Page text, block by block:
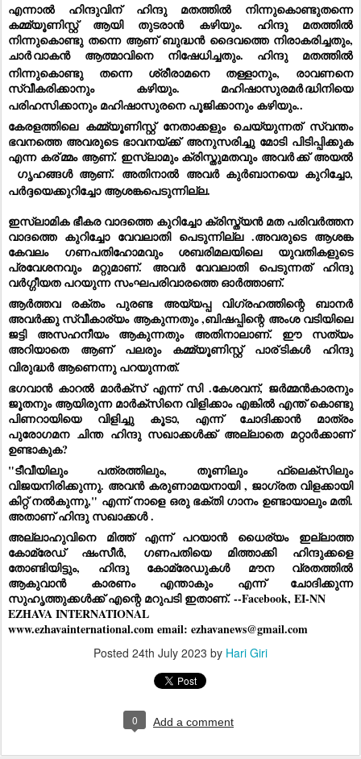
എന്നാൽ ഹിന്ദുവിന് ഹിന്ദു മതത്തിൽ നിന്നുകൊണ്ടുതന്നെ
കമ്മ്യൂണിസ്റ്റ് ആയി തുടരാൻ കഴിയും. ഹിന്ദു മതത്തിൽ
നിന്നുകൊണ്ടു തന്നെ ആണ് ബുദ്ധൻ ദൈവത്തെ നിരാകരിച്ചതും,
ചാർവാകൻ ആത്മാവിനെ നിഷേധിച്ചതും. ഹിന്ദു മതത്തിൽ
നിന്നുകൊണ്ടു തന്നെ ശ്രീരാമനെ തള്ളാനും, രാവണനെ
സ്വീകരിക്കാനും കഴിയും. മഹിഷാസുരമർദ്ധിനിയെ
പരിഹസിക്കാനും മഹിഷാസുരനെ പൂജിക്കാനും കഴിയും..
കേരളത്തിലെ കമ്മ്യൂണിസ്റ്റ് നേതാക്കളും ചെയ്യുന്നത് സ്വന്തം
ഭവനത്തെ അവരുടെ ഭാവനയ്ക്ക് അനുസരിച്ചു മോടി പിടിപ്പിക്കുക
എന്ന കര്മ്മം ആണ്. ഇസ്ലാമും ക്രിസ്തുമതവും അവർക്ക് അയൽ
ഗൃഹങ്ങൾ ആണ്. അതിനാൽ അവർ കുർബാനയെ കുറിച്ചോ,
പർദ്ദയെക്കുറിച്ചോആശങ്കപെടുന്നില്ല.
ഇസ്ലാമിക ഭീകര വാദത്തെ കുറിച്ചോ ക്രിസ്ത്യൻ മത പരിവർത്തന
വാദത്തെ കുറിച്ചോ വേവലാതി പെടുന്നില്ല .അവരുടെ ആശങ്ക
കേവലം ഗണപതിഹോമവും ശബരിമലയിലെ യുവതികളുടെ
പ്രവേശനവും മറ്റുമാണ്. അവർ വേവലാതി പെടുന്നത് ഹിന്ദു
വർഗ്ഗീയത പറയുന്ന സംഘപരിവാരത്തെ ഓർത്താണ്.
ആർത്തവ രക്തം പുരണ്ട അയ്യപ്പ വിഗ്രഹത്തിന്റെ ബാനർ
അവർക്കു സ്വീകാര്യം ആകുന്നതും ,ബിഷപ്പിന്റെ അംശ വടിയിലെ
ജട്ടി അസഹനീയം ആകുന്നതും അതിനാലാണ്. ഈ സത്യം
അറിയാതെ ആണ് പലരും കമ്മ്യൂണിസ്റ്റ് പാര്ടികൾ ഹിന്ദു
വിരുദ്ധർ ആണെന്നു പറയുന്നത്.
ഭഗവാൻ കാറൽ മാർക്സ് എന്ന് സി .കേശവന്, ജർമ്മൻകാരനും
ജൂതനും ആയിരുന്ന മാർക്സിനെ വിളിക്കാം എങ്കിൽ എന്ത് കൊണ്ടു
പിണറായിയെ വിളിച്ചു കൂടാ, എന്ന് ചോദിക്കാൻ മാത്രം
പുരോഗമന ചിന്ത ഹിന്ദു സഖാക്കൾക്ക് അല്ലാതെ മറ്റാർക്കാണ്
ഉണ്ടാകുക?
"ടീവീയിലും പത്രത്തിലും, തൂണിലും ഫ്ലെക്സിലും
വിജയനിരിക്കുന്നു. അവൻ കരുണാമയനായി , ജാഗ്രത വിളക്കായി
കിറ്റ് നൽകുന്നു," എന്ന് നാളെ ഒരു ഭക്തി ഗാനം ഉണ്ടായാലും മതി.
അതാണ് ഹിന്ദു സഖാക്കൾ .
അല്ലാഹുവിനെ മിത്ത് എന്ന് പറയാൻ ധൈര്യം ഇല്ലാത്ത
കോമ്രേഡ് ഷംസീർ, ഗണപതിയെ മിത്താക്കി ഹിന്ദുക്കളെ
തോണ്ടിയിട്ടും, ഹിന്ദു കോമ്രേഡുകൾ മൗന വ്രതത്തിൽ
ആകുവാൻ കാരണം എന്താകും എന്ന് ചോദിക്കുന്ന
സുഹൃത്തുക്കൾക്ക് എന്റെ മറുപടി ഇതാണ്. --Facebook, EI-NN
EZHAVA INTERNATIONAL
www.ezhavainternational.com email: ezhavanews@gmail.com
Posted 24th July 2023 by Hari Giri
0 Add a comment